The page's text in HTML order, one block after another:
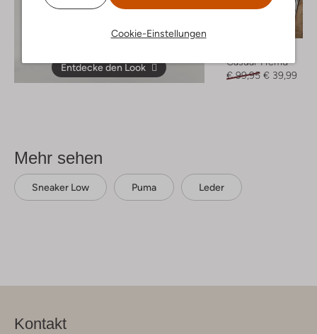
Cookie-Einstellungen
Entdecke den Look
Casual-Hemd
€ 99,95 € 39,99
Mehr sehen
Sneaker Low Puma Leder
Kontakt